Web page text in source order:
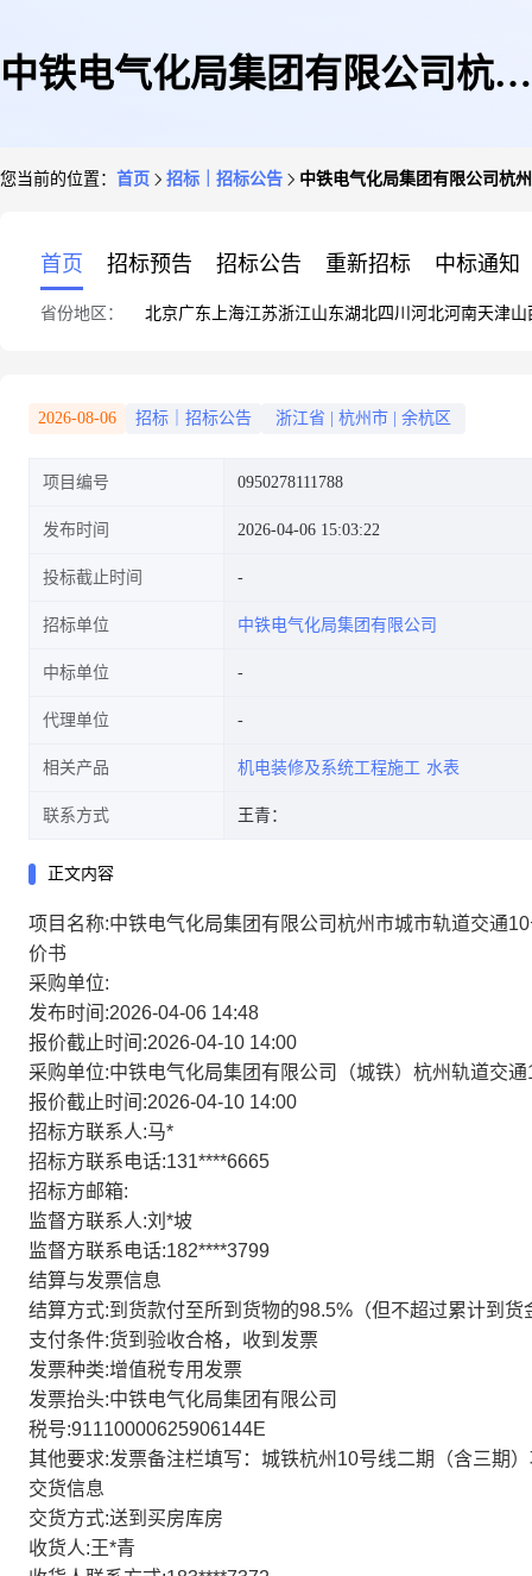
中铁电气化局集团有限公司杭州
目水表等采购询价书
您当前的位置： 首页 招标｜招标公告 中铁电气化局集团有限公司杭
首页 招标预告 招标公告 重新招标 中标通知
省份地区： 北京广东 上海江苏浙江山东湖北四川 河北河南天津山
2026-08-06 招标｜招标公告 浙江省 杭州市 余杭区
项目编号 0950278111788
发布时间 2026-04-06 15:03:22
投标截止时间
招标单位 中铁电气化局集团有限公司
中标单位
代理单位
相关产品 机电装修及系统工程施工 水表
联系方式 王青：
正文内容
项目名称:中铁电气化局集团有限公司杭州市城市轨道交通
价书
采购单位:
发布时间:2026-04-06 14:48
报价截止时间:2026-04-10 14:00
采购单位:中铁电气化局集团有限公司（城铁）杭州轨道交
报价截止时间:2026-04-10 14:00
招标方联系人:马*
招标方联系电话:131****6665
招标方邮箱:
监督方联系人:刘*坡
监督方联系电话:182****3799
结算与发票信息
结算方式:到货款付至所到货物的98.5%（但不超过累计到
支付条件:货到验收合格，收到发票
发票种类:增值税专用发票
发票抬头:中铁电气化局集团有限公司
税号:91110000625906144E
其他要求:发票备注栏填写：城铁杭州10号线二期（含三期
交货信息
交货方式:送到买房库房
收货人:王*青